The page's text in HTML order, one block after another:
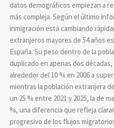
datos demográficos empiezan a
más compleja. Según el último
inmigración está cambiando
extranjeros mayores de 54 años
España. Su peso dentro de la
duplicado en apenas dos
alrededor del 10 % en 2006 a
mientras la población extranjera
un 25 % entre 2021 y 2025, la de
%, una diferencia que refleja
progresivo de los flujos